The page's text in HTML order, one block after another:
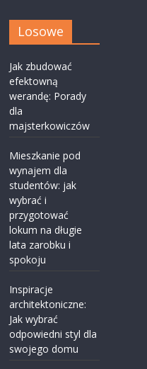
Losowe
Jak zbudować
efektowną
werandę: Porady
dla
majsterkowiczów
Mieszkanie pod
wynajem dla
studentów: jak
wybrać i
przygotować
lokum na długie
lata zarobku i
spokoju
Inspiracje
architektoniczne:
Jak wybrać
odpowiedni styl dla
swojego domu